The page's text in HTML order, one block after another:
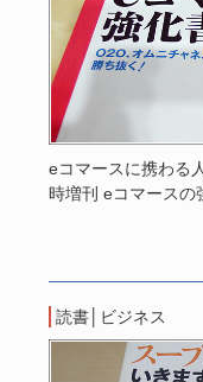
eコマースに携わる
時増刊 eコマースの
読書 ビジネス